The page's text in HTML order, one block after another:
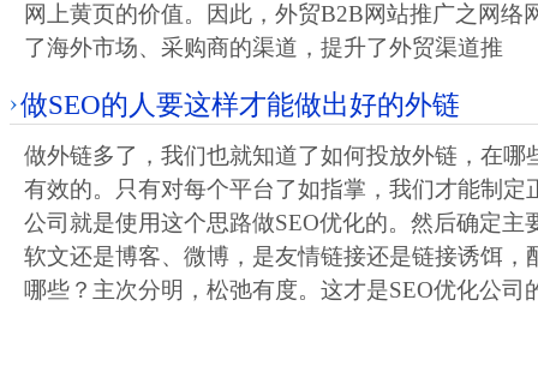
网上黄页的价值。因此，外贸B2B网站推广之网络
了海外市场、采购商的渠道，提升了外贸渠道推
做SEO的人要这样才能做出好的外链
做外链多了，我们也就知道了如何投放外链，在哪
有效的。只有对每个平台了如指掌，我们才能制定
公司就是使用这个思路做SEO优化的。然后确定主
软文还是博客、微博，是友情链接还是链接诱饵，
哪些？主次分明，松弛有度。这才是SEO优化公司